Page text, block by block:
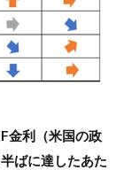
金利（米国の政
ばに達したあた